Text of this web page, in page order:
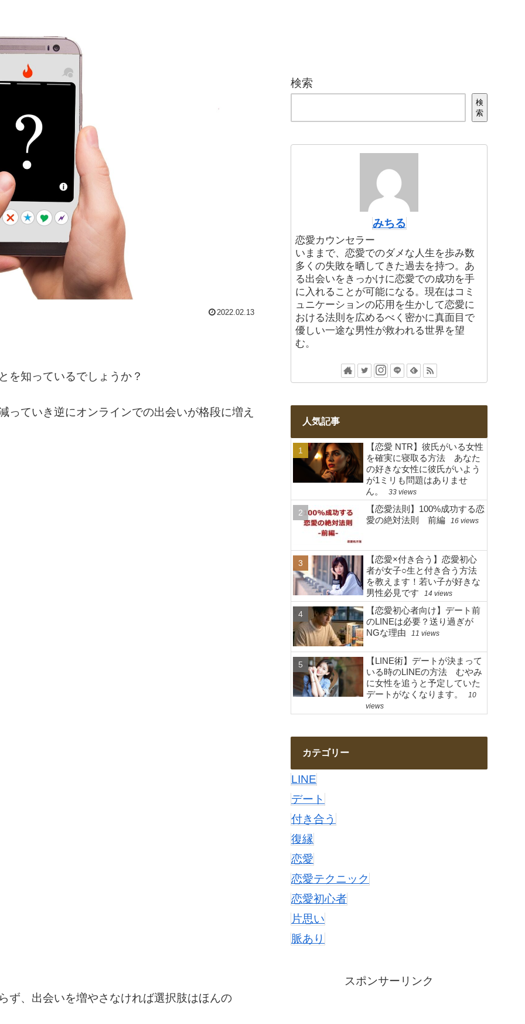
2022.02.13
を知っているでしょうか？
っていき逆にオンラインでの出会いが格段に増え
ず、出会いを増やさなければ選択肢はほんの
検索
検
索
みちる
恋愛カウンセラー
いままで、恋愛でのダメな人生を歩み数
多くの失敗を晒してきた過去を持つ。あ
る出会いをきっかけに恋愛での成功を手
に入れることが可能になる。現在はコミ
ュニケーションの応用を生かして恋愛に
おける法則を広めるべく密かに真面目で
優しい一途な男性が救われる世界を望
む。
人気記事
【恋愛 NTR】彼氏がいる女性
を確実に寝取る方法 あなた
の好きな女性に彼氏がいよう
が1ミリも問題はありませ
ん。
33 views
【恋愛法則】100%成功する恋
愛の絶対法則 前編
16 views
【恋愛×付き合う】恋愛初心
者が女子○生と付き合う方法
を教えます！若い子が好きな
男性必見です
14 views
【恋愛初心者向け】デート前
のLINEは必要？送り過ぎが
NGな理由
11 views
【LINE術】デートが決まって
いる時のLINEの方法 むやみ
に女性を追うと予定していた
デートがなくなります。
10
views
カテゴリー
LINE
デート
付き合う
復縁
恋愛
恋愛テクニック
恋愛初心者
片思い
脈あり
スポンサーリンク